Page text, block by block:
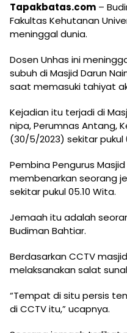
Tapakbatas.com –
Fakultas Kehutanan
meninggal dunia.
Dosen Unhas ini
subuh di Masjid Darun
saat memasuki tahiyat
Kejadian itu terjadi di
nipa, Perumnas Antang,
(30/5/2023) sekitar pukul
Pembina Pengurus
membenarkan seorang
sekitar pukul 05.10 Wita.
Jemaah itu adalah
Budiman Bahtiar.
Berdasarkan CCTV
melaksanakan salat
“Tempat di situ persis
di CCTV itu,” ucapnya.